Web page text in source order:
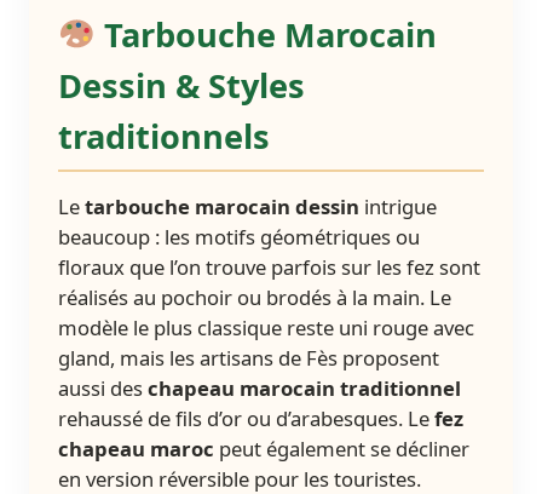
Tarbouche Marocain
Dessin & Styles
traditionnels
Letarbouche marocain dessin intrigue
beaucoup : les motifs géométriques ou
floraux que l’on trouve parfois sur les fez sont
réalisés au pochoir ou brodés à la main. Le
modèle le plus classique reste uni rouge avec
gland, mais les artisans de Fès proposent
aussi deschapeau marocain traditionnel
rehaussé de fils d’or ou d’arabesques. Lefez
chapeau maroc peut également se décliner
en version réversible pour les touristes.